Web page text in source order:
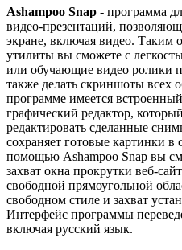
Ashampoo Snap - программа
видео-презентаций,
экране, включая видео. Таким
утилиты вы сможете с
или обучающие видео ролики
также делать скриншоты всех
программе имеется
графический редактор,
редактировать сделанные
сохраняет готовые картинки
помощью Ashampoo Snap вы
захват окна прокрутки веб-
свободной прямоугольной
свободном стиле и захват
Интерфейс программы
включая русский язык.